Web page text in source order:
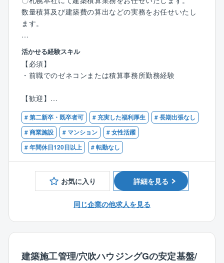
です！）
【入社後の研修制度について】
スキルや前職での経験に合わせて、1週間～1ヶ月程
度、同社の現場代理人教育を実施します。
また、現場に合わせた特別教育（有機溶剤、石綿ゴン
ドラ、高所作業車等）も実施します。
【同社の魅力】
☆研修体制が充実しており、安心して業務に取り組む
ことができます
☆転勤はなく、腰を据えて就業可能！
☆穴吹ハウジングGの安定基盤がございます！
数量積算及び建築費の算出などの実務をお任せいたし
ます。
【案件について】
・RC造・S造新築の積算全般を担当いただきます。
※出張はほとんど発生しません。
・当該部門は部長1名（50代）、一般社員3名（40代男
性／20代女性2名）で業務を担当しております。
【魅力ポイント】
・清水建設株式会社のグループ企業
・創業100年超の老舗企業
・女性技術者の採用に力を入れており、幅広い女性の
活躍環境がございます。
・研修・育成制度充実
【同社に関して】
ニケーションや創造性などのヒューマンスキルを重視
活かせる経験スキル
【必須】
・前職でのゼネコンまたは積算事務所勤務経験
【歓迎】
・一級建築士
・二級建築士
# 第二新卒・既卒者可 # 充実した福利厚生
# 長期出張なし
# 商業施設
# マンション
# 女性活躍
# 年間休日120日以上
# 転勤なし
お気に入り 詳細を見る
同じ企業の他求人を見る
建築施工管理/穴吹ハウジングGの安定基盤/